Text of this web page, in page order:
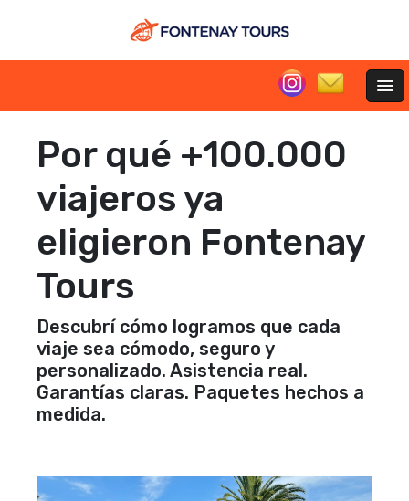
Por qué +100.000
viajeros ya
eligieron Fontenay
Tours
Descubrí cómo logramos que cada
viaje sea cómodo, seguro y
personalizado. Asistencia real.
Garantías claras. Paquetes hechos a
medida.